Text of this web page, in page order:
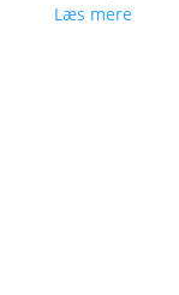
Læs mere